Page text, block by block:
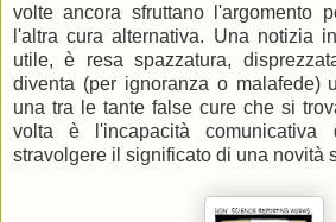
volte ancora sfruttano l'argomento
l'altra cura alternativa. Una notizia
utile, è resa spazzatura,
diventa (per ignoranza o malafede)
una tra le tante false cure che si
volta è l'incapacità
stravolgere il significato di una novità